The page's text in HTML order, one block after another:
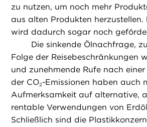
zu nutzen, um noch mehr
aus alten Produkten herzustellen.
wird dadurch sogar noch
Die sinkende Ölnachfrage,
Folge der Reisebeschränkungen
und zunehmende Rufe nach
der CO2-Emissionen haben auch
Aufmerksamkeit auf alternative,
rentable Verwendungen von
Schließlich sind die